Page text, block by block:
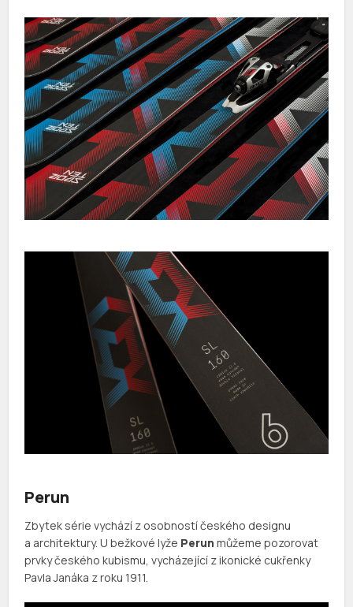
Perun
Zbytek série vychází z osobností českého designu
a architektury. U bežkové lyže Perun můžeme pozorovat
prvky českého kubismu, vycházející z ikonické cukřenky
Pavla Janáka z roku 1911.